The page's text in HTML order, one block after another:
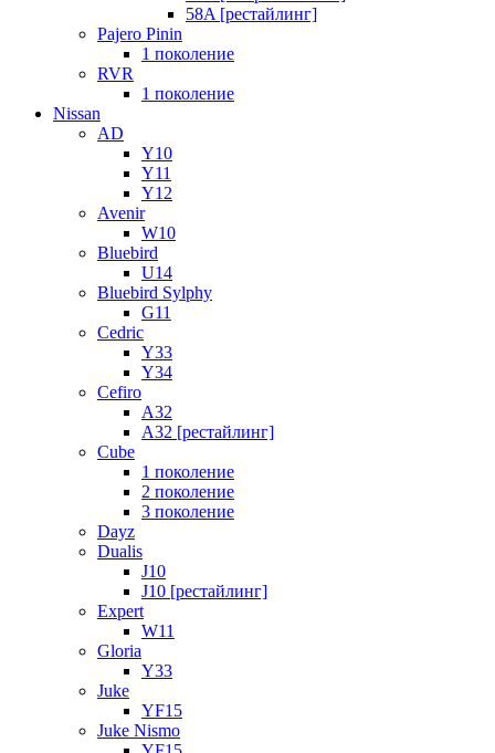
58A [рестайлинг]
Pajero Pinin
1 поколение
RVR
1 поколение
Nissan
AD
Y10
Y11
Y12
Avenir
W10
Bluebird
U14
Bluebird Sylphy
G11
Cedric
Y33
Y34
Cefiro
A32
A32 [рестайлинг]
Cube
1 поколение
2 поколение
3 поколение
Dayz
Dualis
J10
J10 [рестайлинг]
Expert
W11
Gloria
Y33
Juke
YF15
Juke Nismo